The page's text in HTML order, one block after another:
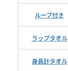
ループ付き
ラップタオル
身長計タオル